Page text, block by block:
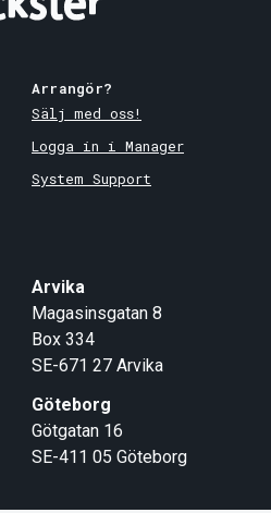
Arrangör?
Sälj med oss!
Logga in i Manager
System Support
Arvika
Magasinsgatan 8
Box 334
SE-671 27 Arvika
Göteborg
Götgatan 16
SE-411 05 Göteborg